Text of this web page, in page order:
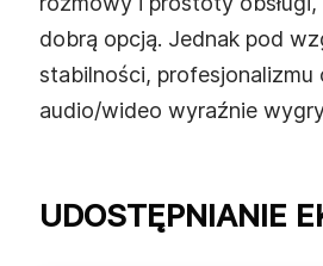
dobrą opcją. Jednak pod
stabilności, profesjonalizmu
audio/wideo wyraźnie
UDOSTĘPNIANIE